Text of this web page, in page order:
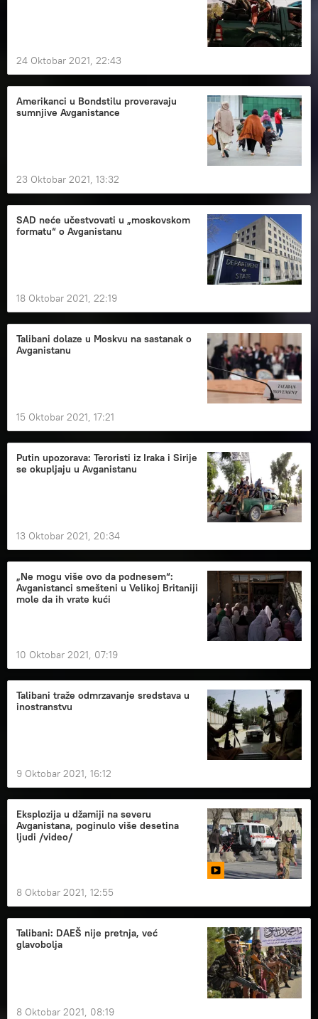
24 Oktobar 2021, 22:43
Amerikanci u Bondstilu proveravaju
sumnjive Avganistance
23 Oktobar 2021, 13:32
SAD neće učestvovati u „moskovskom
formatu“ o Avganistanu
18 Oktobar 2021, 22:19
Talibani dolaze u Moskvu na sastanak o
Avganistanu
15 Oktobar 2021, 17:21
Putin upozorava: Teroristi iz Iraka i Sirije
se okupljaju u Avganistanu
13 Oktobar 2021, 20:34
„Ne mogu više ovo da podnesem“:
Avganistanci smešteni u Velikoj Britaniji
mole da ih vrate kući
10 Oktobar 2021, 07:19
Talibani traže odmrzavanje sredstava u
inostranstvu
9 Oktobar 2021, 16:12
Eksplozija u džamiji na severu
Avganistana, poginulo više desetina
ljudi /video/
8 Oktobar 2021, 12:55
Talibani: DAEŠ nije pretnja, već
glavobolja
8 Oktobar 2021, 08:19